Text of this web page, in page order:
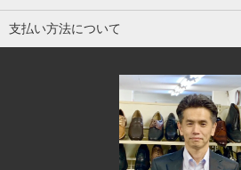
支払い方法について